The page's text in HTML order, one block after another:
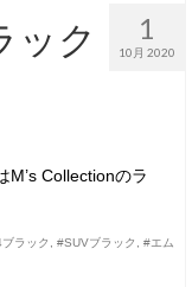
1
10月 2020
ック
Collectionのラ
ラック #SUVブラック
#エム